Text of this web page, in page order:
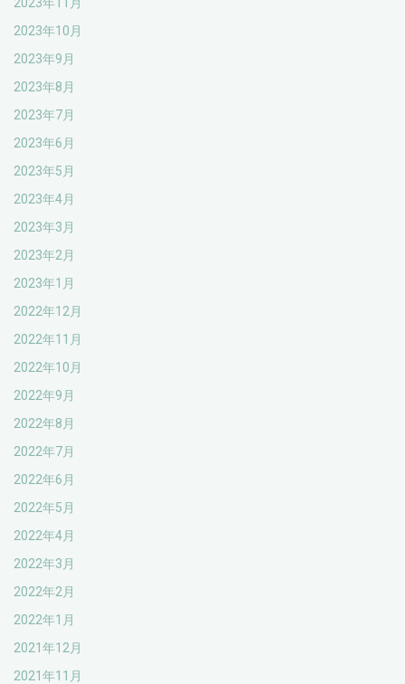
2023年10月
2023年9月
2023年8月
2023年7月
2023年6月
2023年5月
2023年4月
2023年3月
2023年2月
2023年1月
2022年12月
2022年11月
2022年10月
2022年9月
2022年8月
2022年7月
2022年6月
2022年5月
2022年4月
2022年3月
2022年2月
2022年1月
2021年12月
2021年11月